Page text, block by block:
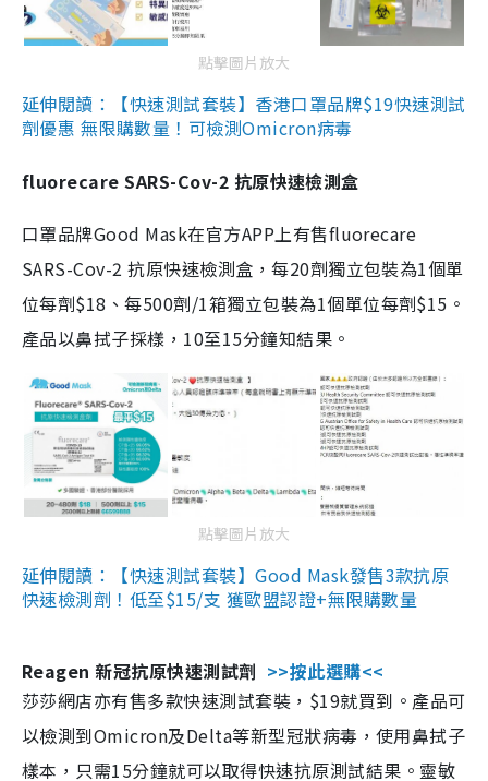
點擊圖片放大
延伸閱讀：【快速測試套裝】香港口罩品牌$19快速測試
劑優惠 無限購數量！可檢測Omicron病毒
fluorecare SARS-Cov-2 抗原快速檢測盒
口罩品牌Good Mask在官方APP上有售fluorecare
SARS-Cov-2 抗原快速檢測盒，每20劑獨立包裝為1個單
位每劑$18、每500劑/1箱獨立包裝為1個單位每劑$15。
產品以鼻拭子採樣，10至15分鐘知結果。
點擊圖片放大
延伸閱讀：【快速測試套裝】Good Mask發售3款抗原
快速檢測劑！低至$15/支 獲歐盟認證+無限購數量
Reagen 新冠抗原快速測試劑 >>按此選購<<
莎莎網店亦有售多款快速測試套裝，$19就買到。產品可
以檢測到Omicron及Delta等新型冠狀病毒，使用鼻拭子
樣本，只需15分鐘就可以取得快速抗原測試結果。靈敏